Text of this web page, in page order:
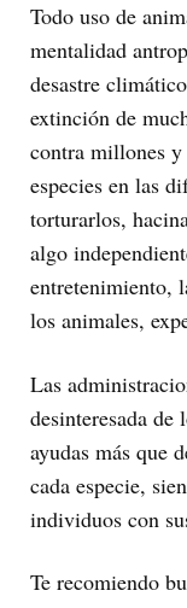
Todo uso de
mentalidad
desastre
extinción de
contra millones
especies en las
torturarlos,
algo
entretenimiento,
los animales,
Las
desinteresada de
ayudas más que
cada especie,
individuos con
Te recomiendo